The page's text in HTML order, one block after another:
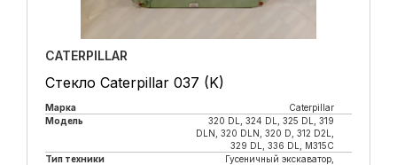
CATERPILLAR
Стекло Caterpillar 037 (K)
Марка
Caterpillar
Модель
320 DL, 324 DL, 325 DL, 319
DLN, 320 DLN, 320 D, 312 D2L,
329 DL, 336 DL, M315C
Тип техники
Гусеничный экскаватор,